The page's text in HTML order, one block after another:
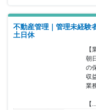
い環境です。 【キャリアプラン】日本郵政グループが開発/保有す
る全国の不動産事業によ
験を積むことで、主任→
テップアップが可能です。
不動産管理｜管理未経験
土日休
【
朝
の
収
業
【...